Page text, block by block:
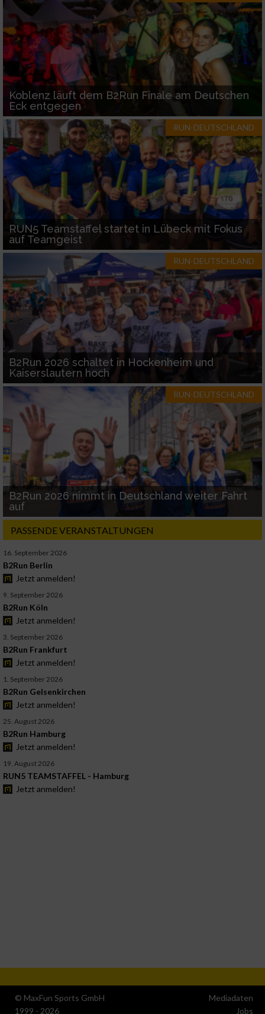
Koblenz läuft dem B2Run Finale am Deutschen
Eck entgegen
RUN-DEUTSCHLAND
RUN5 Teamstaffel startet in Lübeck mit Fokus
auf Teamgeist
RUN-DEUTSCHLAND
B2Run 2026 schaltet in Hockenheim und
Kaiserslautern hoch
RUN-DEUTSCHLAND
B2Run 2026 nimmt in Deutschland weiter Fahrt
auf
PASSENDE VERANSTALTUNGEN
16. September 2026
B2Run Berlin
Jetzt anmelden!
9. September 2026
B2Run Köln
Jetzt anmelden!
3. September 2026
B2Run Frankfurt
Jetzt anmelden!
1. September 2026
B2Run Gelsenkirchen
Jetzt anmelden!
25. August 2026
B2Run Hamburg
Jetzt anmelden!
19. August 2026
RUN5 TEAMSTAFFEL - Hamburg
Jetzt anmelden!
© MaxFun Sports GmbH
1999 - 2026
Mediadaten
Jobs